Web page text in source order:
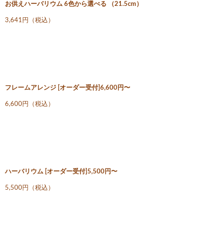
お供えハーバリウム 6色から選べる （21.5cm）
3,641円（税込）
フレームアレンジ [オーダー受付]6,600円〜
6,600円（税込）
ハーバリウム [オーダー受付]5,500円〜
5,500円（税込）